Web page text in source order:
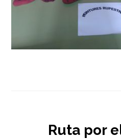
Ruta por